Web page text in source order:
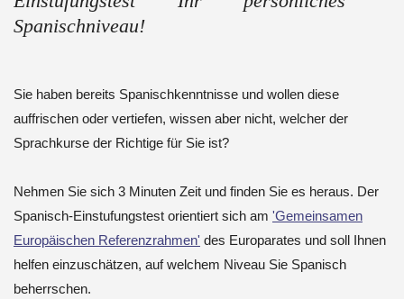
Spanischniveau!
Sie haben bereits Spanischkenntnisse und wollen diese
auffrischen oder vertiefen, wissen aber nicht, welcher der
Sprachkurse der Richtige für Sie ist?
Nehmen Sie sich 3 Minuten Zeit und finden Sie es heraus. Der
Spanisch-Einstufungstest orientiert sich am 'Gemeinsamen
Europäischen Referenzrahmen' des Europarates und soll Ihnen
helfen einzuschätzen, auf welchem Niveau Sie Spanisch
beherrschen.